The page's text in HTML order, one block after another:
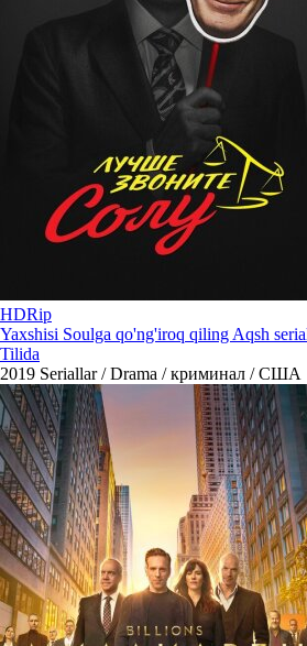
HDRip
Yaxshisi Soulga qo'ng'iroq qiling Aqsh
Tilida
2019 Seriallar / Drama / криминал / США